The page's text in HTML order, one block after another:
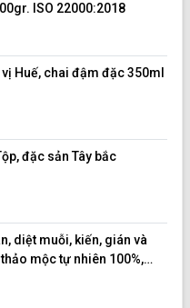
ISO 22000:2018
Huế, chai đậm đặc 350ml
đặc sản Tây bắc
diệt muỗi, kiến, gián và
mộc tự nhiên 100%,